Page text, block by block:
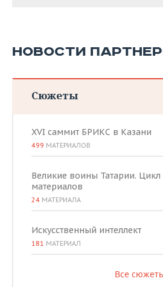
НОВОСТИ
Сюжеты
XVI саммит БРИКС в Казани
499 МАТЕРИАЛОВ
Великие воины Татарии. Цикл
материалов
24 МАТЕРИАЛА
Искусственный интеллект
181 МАТЕРИАЛ
Все